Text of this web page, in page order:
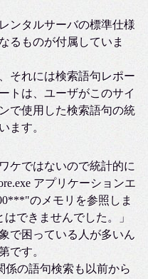
ンタルサーバの標準仕様
るものが付属していま
それには検索語句レポー
トは、ユーザがこのサイ
で使用した検索語句の統
ます。
ケではないので統計的に
アプリケーションエ
のメモリを参照しま
できませんでした。」
で困っている人が多いん
です。
の語句検索も以前から